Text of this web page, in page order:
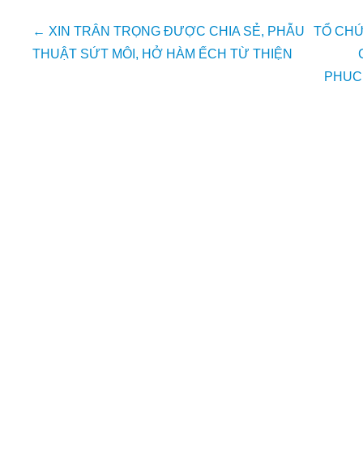
Post
navigation
← XIN TRÂN TRỌNG ĐƯỢC CHIA SẺ, PHẪU
THUẬT SỨT MÔI, HỞ HÀM ẾCH TỪ THIỆN
TỔ